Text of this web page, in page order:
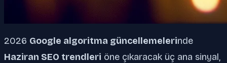
2026 Google algoritma güncellemelerinde
Haziran SEO trendleri öne çıkaracak üç ana sinyal,